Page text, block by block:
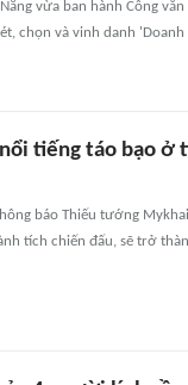
vừa ban hành Công văn
chọn và vinh danh 'Doanh
tiếng táo bạo ở
báo Thiếu tướng
tích chiến đấu, sẽ trở